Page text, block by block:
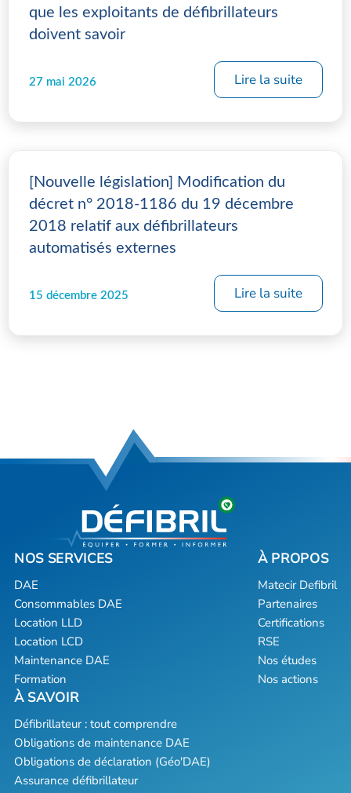
que les exploitants de défibrillateurs
doivent savoir
27 mai 2026 Lire la suite
[Nouvelle législation] Modification du
décret n° 2018-1186 du 19 décembre
2018 relatif aux défibrillateurs
automatisés externes
15 décembre 2025 Lire la suite
DAE
Consommables DAE
Location LLD
Location LCD
Maintenance DAE
Formation
Matecir Defibril
Partenaires
Certifications
RSE
Nos études
Nos actions
Défibrillateur : tout comprendre
Obligations de maintenance DAE
Obligations de déclaration (Géo'DAE)
Assurance défibrillateur